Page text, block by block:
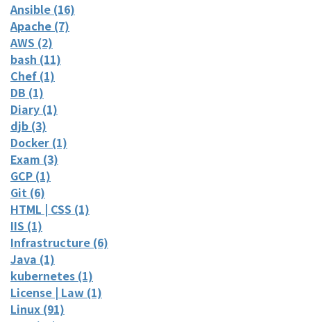
Ansible (16)
Apache (7)
AWS (2)
bash (11)
Chef (1)
DB (1)
Diary (1)
djb (3)
Docker (1)
Exam (3)
GCP (1)
Git (6)
HTML | CSS (1)
IIS (1)
Infrastructure (6)
Java (1)
kubernetes (1)
License | Law (1)
Linux (91)